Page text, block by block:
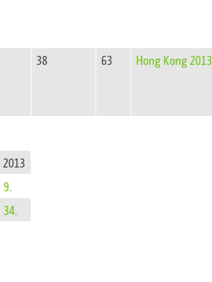
38 63 Hong Kong 2013
2013
9.
34.